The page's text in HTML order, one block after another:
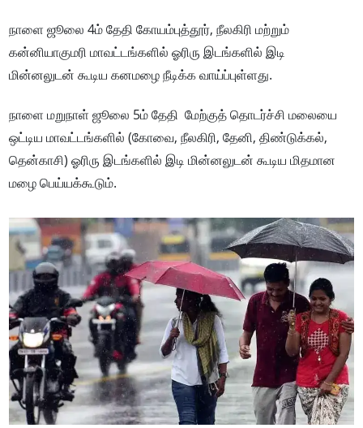
நாளை ஜூலை 4ம் தேதி கோயம்புத்தூர், நீலகிரி மற்றும்
கன்னியாகுமரி மாவட்டங்களில் ஓரிரு இடங்களில் இடி
மின்னலுடன் கூடிய கனமழை நீடிக்க வாய்ப்புள்ளது.
நாளை மறுநாள் ஜூலை 5ம் தேதி மேற்குத் தொடர்ச்சி மலையை
ஒட்டிய மாவட்டங்களில் (கோவை, நீலகிரி, தேனி, திண்டுக்கல்,
தென்காசி) ஓரிரு இடங்களில் இடி மின்னலுடன் கூடிய மிதமான
மழை பெய்யக்கூடும்.